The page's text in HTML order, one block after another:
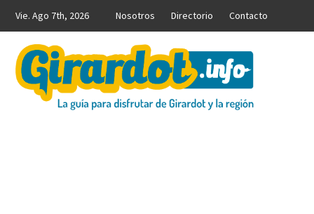
contenido
Vie. Ago 7th, 2026 Nosotros Directorio Contacto